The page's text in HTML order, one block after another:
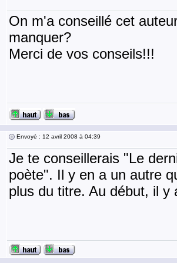
On m'a conseillé cet
manquer?
Merci de vos conseils!!!
Envoyé : 12 avril 2008 à 04:39
Je te conseillerais "Le
poète". Il y en a un autre
plus du titre. Au début, il y